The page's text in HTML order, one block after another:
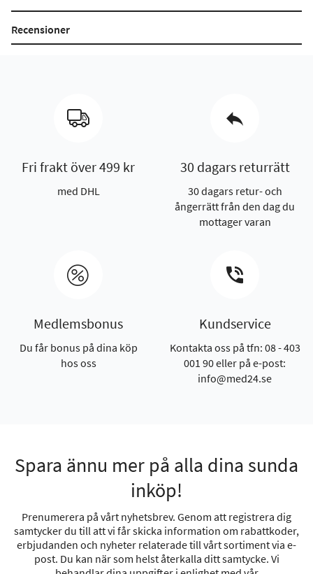
Recensioner
Fri frakt över 499 kr
med DHL
30 dagars returrätt
30 dagars retur- och
ångerrätt från den dag du
mottager varan
Medlemsbonus
Du får bonus på dina köp
hos oss
Kundservice
Kontakta oss på tfn: 08 - 403
001 90 eller på e-post:
info@med24.se
Spara ännu mer på alla dina sunda
inköp!
Prenumerera på vårt nyhetsbrev. Genom att registrera dig
samtycker du till att vi får skicka information om rabattkoder,
erbjudanden och nyheter relaterade till vårt sortiment via e-
post. Du kan när som helst återkalla ditt samtycke. Vi